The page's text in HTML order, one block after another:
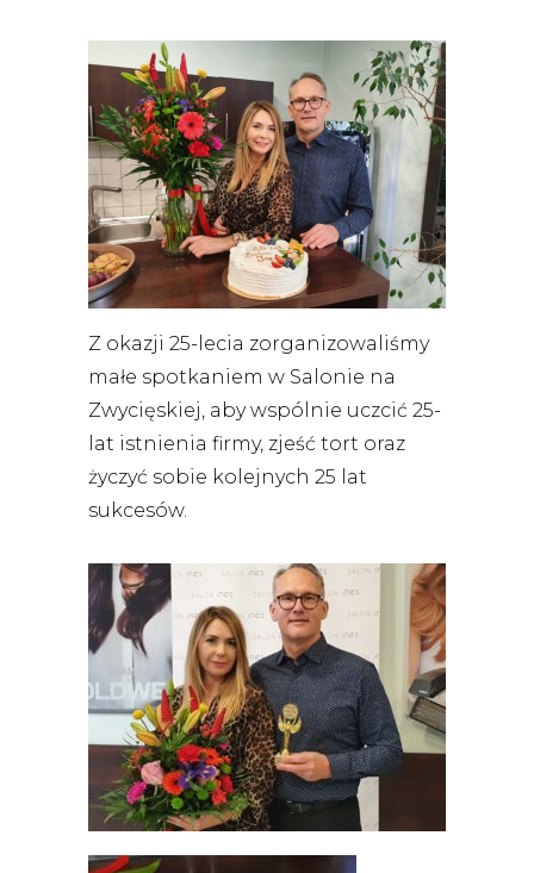
Z okazji 25-lecia zorganizowaliśmy
małe spotkaniem w Salonie na
Zwycięskiej, aby wspólnie uczcić 25-
lat istnienia firmy, zjeść tort oraz
życzyć sobie kolejnych 25 lat
sukcesów.